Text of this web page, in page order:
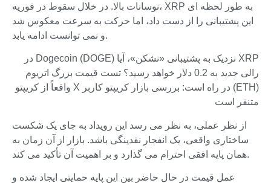
نوسانات بالا. در خلال سقوط در فوریه، XRP به طور لحظه ای
این پشتیبانی را از دست داد، اما حرکت به سرعت معکوس شد
و نمی توانست ادامه یابد.
XRP نزدیک به پشتیبانی «نشکن»، آیا Dogecoin (DOGE) در
رالی جدید به 0.2 دلار خواهد رسید؟ تست قیمت بزرگ اتریوم
(ETH) در راه است: بررسی بازار کریپتو کاربر X واقعاً از کریپتو
متنفر است
از نظر عملی، به نظر می رسد این رویداد به جای یک شکست
ساختاری واقعی، یک انفجار نقدینگی باشد. بازار از آن زمان به
همان پایه افقی احترام می گذارد و بر اهمیت آن تأکید می کند.
عمل قیمت در حال حاضر بین این پایه حمایتی ایجاد شده و